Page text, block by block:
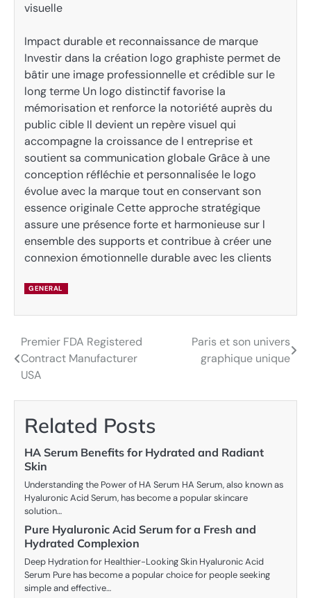
visuelle
Impact durable et reconnaissance de marque
Investir dans la création logo graphiste permet de
bâtir une image professionnelle et crédible sur le
long terme Un logo distinctif favorise la
mémorisation et renforce la notoriété auprès du
public cible Il devient un repère visuel qui
accompagne la croissance de l entreprise et
soutient sa communication globale Grâce à une
conception réfléchie et personnalisée le logo
évolue avec la marque tout en conservant son
essence originale Cette approche stratégique
assure une présence forte et harmonieuse sur l
ensemble des supports et contribue à créer une
connexion émotionnelle durable avec les clients
GENERAL
Post
navigation
Premier FDA Registered
Contract Manufacturer
USA
Paris et son univers
graphique unique
Related Posts
HA Serum Benefits for Hydrated and Radiant
Skin
Understanding the Power of HA Serum HA Serum, also known as
Hyaluronic Acid Serum, has become a popular skincare
solution…
Pure Hyaluronic Acid Serum for a Fresh and
Hydrated Complexion
Deep Hydration for Healthier-Looking Skin Hyaluronic Acid
Serum Pure has become a popular choice for people seeking
simple and effective…